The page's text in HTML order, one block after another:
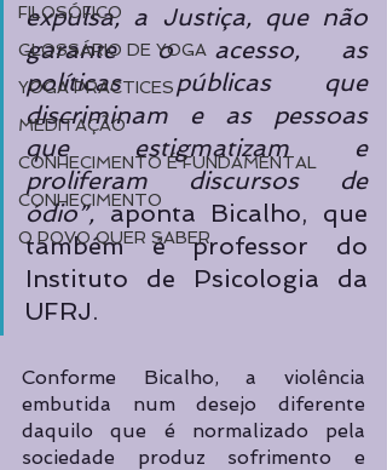
FILOSÓFICO
GLOSSÁRIO DE YOGA
YOGA PRACTICES
MEDITAÇÃO
CONHECIMENTO É FUNDAMENTAL
CONHECIMENTO
O POVO QUER SABER
expulsa, a Justiça, que não
garante o acesso, as
políticas públicas que
discriminam e as pessoas
que estigmatizam e
proliferam discursos de
ódio”, aponta Bicalho, que
também é professor do
Instituto de Psicologia da
UFRJ.
Conforme Bicalho, a violência
embutida num desejo diferente
daquilo que é normalizado pela
sociedade produz sofrimento e